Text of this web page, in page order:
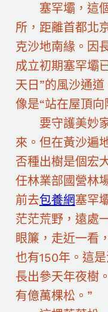
塞罕壩，這個
所，距離首都北
克沙地南緣。因
成立初期塞罕壩
天日”的風沙通
像是“站在屋頂向
要守護美妙家
來。但在黃沙遍
否種出樹是個宏
任林業部國營林
前去包養網塞罕
茫茫荒野，遠處
眼簾，走近一看
也有150年。這
長出參天年夜樹
有億萬棵松。”